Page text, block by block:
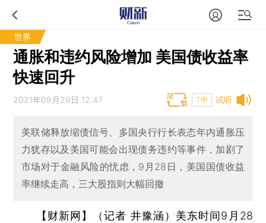
世界
通胀和违约风险增加 美国债收益率
快速回升
试听
2021年09月29日 12:47 T中
美联储释放缩债信号、多国央行行长表态年内通胀压
力犹存以及美国可能会出现债务违约等事件，加剧了
市场对于金融风险的忧虑，9月28日，美国国债收益
率继续走高，三大股指则大幅回撤
【财新网】（记者 井豫涵） 美东时间9月28